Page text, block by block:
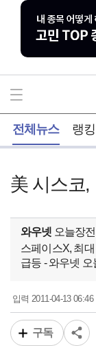
전체뉴스 랭
美 시스코,
와우넷 오늘장
스페이스X, 최
급등 - 와우넷
입력2011-04-13 06:46
구독